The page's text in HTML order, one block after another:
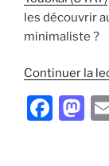
les découvrir
minimaliste ?
Continuer la
F
M